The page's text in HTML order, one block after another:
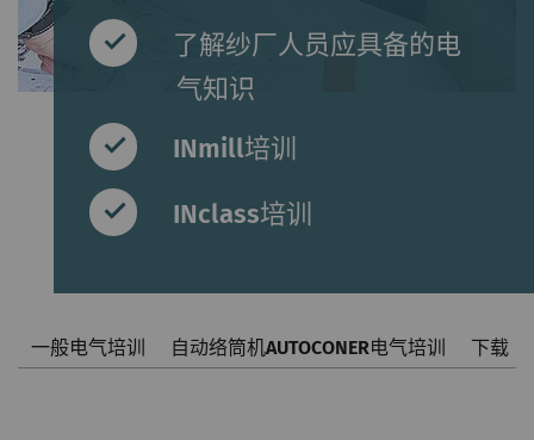
了解纱厂人员应具备的电
气知识
INmill培训
INclass培训
一般电气培训 自动络筒机AUTOCONER电气培训 下载